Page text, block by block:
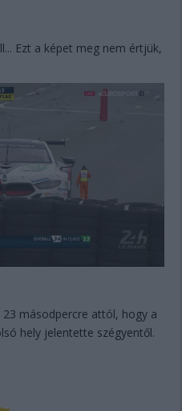
Ezt a képet meg nem értjük,
23 másodpercre attól, hogy a
hely jelentette szégyentől.